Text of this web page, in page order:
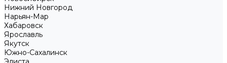
Нижний Новгород
Нарьян-Мар
Хабаровск
Ярославль
Якутск
Южно-Сахалинск